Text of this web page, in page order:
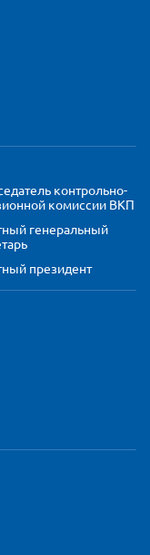
контрольно-
комиссии ВКП
генеральный
президент